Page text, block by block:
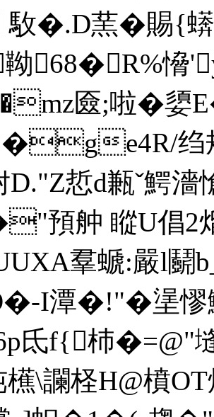
�.D蓔�賜{蠎
68�R%愶
匳;啦�
e4R/绉
悊d甉ˇ鰐濇
預舯 瞛U倡2熘
羣螔:嚴l鬬
I潭�!"�
f{杮�=@
櫵\讕柽H@